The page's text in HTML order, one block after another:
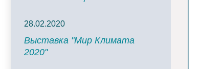
28.02.2020
Выставка "Мир Климата
2020"